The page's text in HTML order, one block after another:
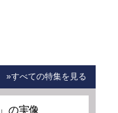
»すべての特集を見る
の実像